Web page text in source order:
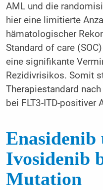
AML und die
hier eine limitierte
hämatologischer
Standard of care
eine signifikante
Rezidivrisikos. Somit
Therapiestandard
bei FLT3-ITD-positiver
Enasidenib
Ivosidenib
Mutation